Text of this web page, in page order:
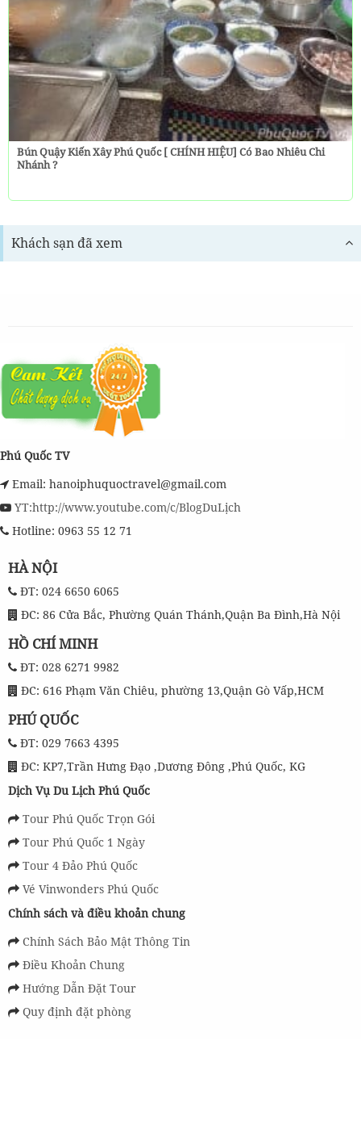
Bún Quậy Kiến Xây Phú Quốc [ CHÍNH HIỆU] Có Bao Nhiêu Chi
Nhánh ?
Khách sạn đã xem
Phú Quốc TV
Email: hanoiphuquoctravel@gmail.com
YT:http://www.youtube.com/c/BlogDuLịch
Hotline: 0963 55 12 71
HÀ NỘI
ĐT: 024 6650 6065
ĐC: 86 Cửa Bắc, Phường Quán Thánh,Quận Ba Đình,Hà Nội
HỒ CHÍ MINH
ĐT: 028 6271 9982
ĐC: 616 Phạm Văn Chiêu, phường 13,Quận Gò Vấp,HCM
PHÚ QUỐC
ĐT: 029 7663 4395
ĐC: KP7,Trần Hưng Đạo ,Dương Đông ,Phú Quốc, KG
Dịch Vụ Du Lịch Phú Quốc
Tour Phú Quốc Trọn Gói
Tour Phú Quốc 1 Ngày
Tour 4 Đảo Phú Quốc
Vé Vinwonders Phú Quốc
Chính sách và điều khoản chung
Chính Sách Bảo Mật Thông Tin
Điều Khoản Chung
Hướng Dẫn Đặt Tour
Quy định đặt phòng